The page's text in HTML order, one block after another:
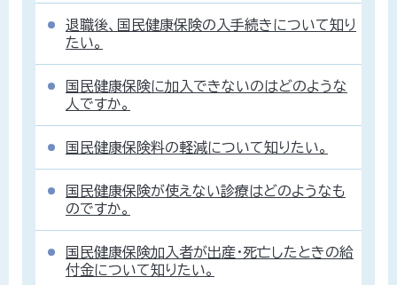
退職後、国民健康保険の入手続きについて知り
たい。
国民健康保険に加入できないのはどのような
人ですか。
国民健康保険料の軽減について知りたい。
国民健康保険が使えない診療はどのようなも
のですか。
国民健康保険加入者が出産・死亡したときの給
付金について知りたい。